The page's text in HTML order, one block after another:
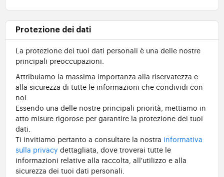
Protezione dei dati
La protezione dei tuoi dati personali è una delle nostre
principali preoccupazioni.
Attribuiamo la massima importanza alla riservatezza e
alla sicurezza di tutte le informazioni che condividi con
noi.
Essendo una delle nostre principali priorità, mettiamo in
atto misure rigorose per garantire la protezione dei tuoi
dati.
Ti invitiamo pertanto a consultare la nostra informativa
sulla privacy dettagliata, dove troverai tutte le
informazioni relative alla raccolta, all'utilizzo e alla
sicurezza dei tuoi dati personali.